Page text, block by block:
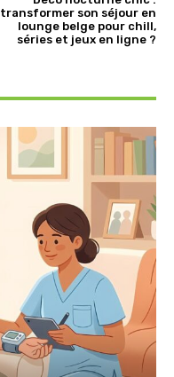
transformer son séjour en
lounge belge pour chill,
séries et jeux en ligne ?